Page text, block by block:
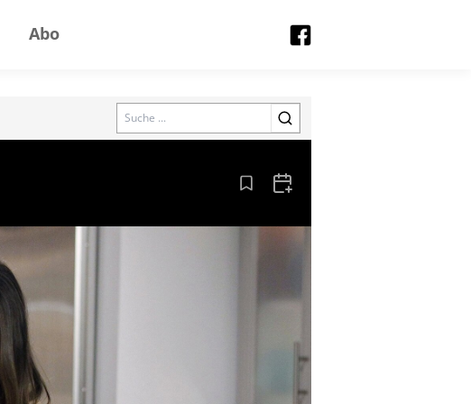
Abo
Search
Aus den Lesezeichen entfernen
Zum Kalender hinzufügen